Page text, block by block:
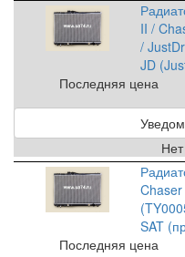
II /
/
JD
Последняя цена
SAT
Последняя цена